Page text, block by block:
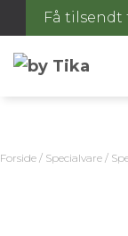
Få
Forside / Specialvare /